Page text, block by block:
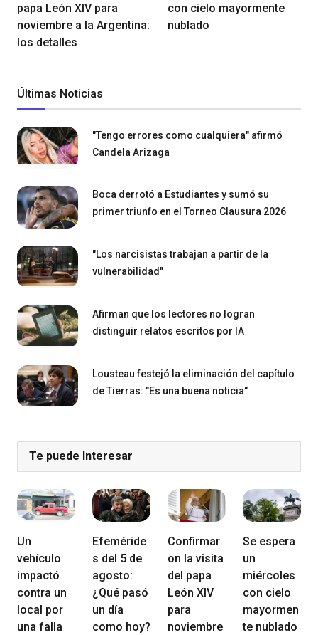
papa León XIV para
noviembre a la Argentina:
los detalles
con cielo mayormente
nublado
Últimas Noticias
"Tengo errores como cualquiera" afirmó
Candela Arizaga
Boca derrotó a Estudiantes y sumó su
primer triunfo en el Torneo Clausura 2026
"Los narcisistas trabajan a partir de la
vulnerabilidad"
Afirman que los lectores no logran
distinguir relatos escritos por IA
Lousteau festejó la eliminación del capítulo
de Tierras: "Es una buena noticia"
Te puede Interesar
Un
vehículo
impactó
contra un
local por
una falla
Efeméride
s del 5 de
agosto:
¿Qué pasó
un día
como hoy?
Confirmar
on la visita
del papa
León XIV
para
noviembre
Se espera
un
miércoles
con cielo
mayormen
te nublado